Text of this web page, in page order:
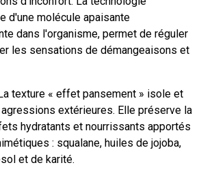
d'une molécule apaisante
dans l'organisme, permet de réguler
les sensations de démangeaisons et
texture « effet pansement » isole et
extérieures. Elle préserve la
hydratants et nourrissants apportés
: squalane, huiles de jojoba,
et de karité.